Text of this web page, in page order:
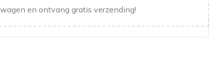
en ontvang gratis verzending!